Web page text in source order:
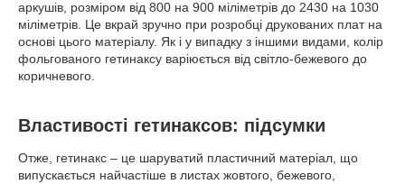
аркушів, розміром від 800 на 900 міліметрів до 2430 на 1030
міліметрів. Це вкрай зручно при розробці друкованих плат на
основі цього матеріалу. Як і у випадку з іншими видами, колір
фольгованого гетинаксу варіюється від світло-бежевого до
коричневого.
Властивості гетинаксов: підсумки
Отже, гетинакс – це шаруватий пластичний матеріал, що
випускається найчастіше в листах жовтого, бежевого,